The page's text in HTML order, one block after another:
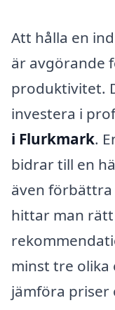
Att hålla en
är avgörande
produktivitet.
investera i
i Flurkmark.
bidrar till en
även
hittar man rätt
minst tre
jämföra priser